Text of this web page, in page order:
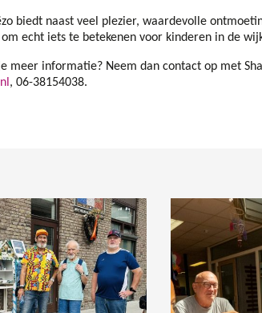
biedt naast veel plezier, waardevolle
echt iets te betekenen voor kinderen in de
meer informatie? Neem dan contact op met
, 06-38154038.